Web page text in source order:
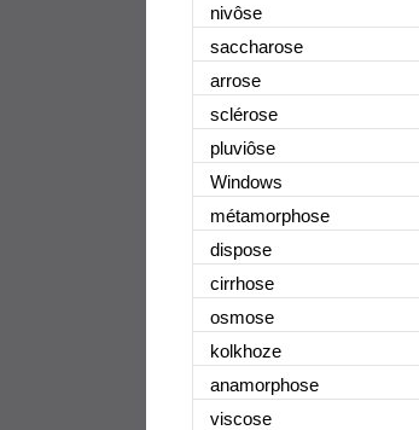
nivôse
saccharose
arrose
sclérose
pluviôse
Windows
métamorphose
dispose
cirrhose
osmose
kolkhoze
anamorphose
viscose